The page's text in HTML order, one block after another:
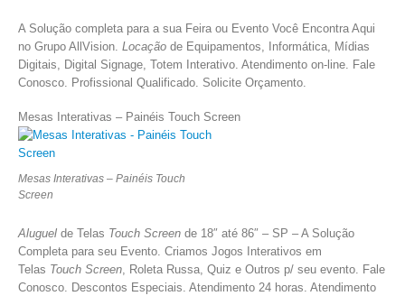
A Solução completa para a sua Feira ou Evento Você Encontra Aqui
no Grupo AllVision. Locação de Equipamentos, Informática, Mídias
Digitais, Digital Signage, Totem Interativo. Atendimento on-line. Fale
Conosco. Profissional Qualificado. Solicite Orçamento.
Mesas Interativas – Painéis Touch Screen
Mesas Interativas – Painéis Touch
Screen
Aluguel de Telas Touch Screen de 18″ até 86″ – SP – A Solução
Completa para seu Evento. Criamos Jogos Interativos em
Telas Touch Screen, Roleta Russa, Quiz e Outros p/ seu evento. Fale
Conosco. Descontos Especiais. Atendimento 24 horas. Atendimento